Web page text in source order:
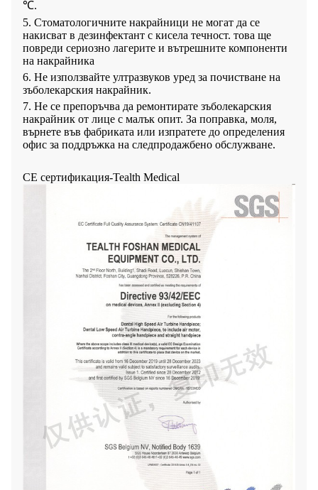
℃.
5. Стоматологичните накрайници не могат да се
накисват в дезинфектант с кисела течност. това ще
повреди сериозно лагерите и вътрешните компоненти
на накрайника
6. Не използвайте ултразвуков уред за почистване на
зъболекарския накрайник.
7. Не се препоръчва да ремонтирате зъболекарския
накрайник от лице с малък опит. За поправка, моля,
върнете във фабриката или изпратете до определения
офис за поддръжка на следпродажбено обслужване.
CE сертификация-Tealth Medical